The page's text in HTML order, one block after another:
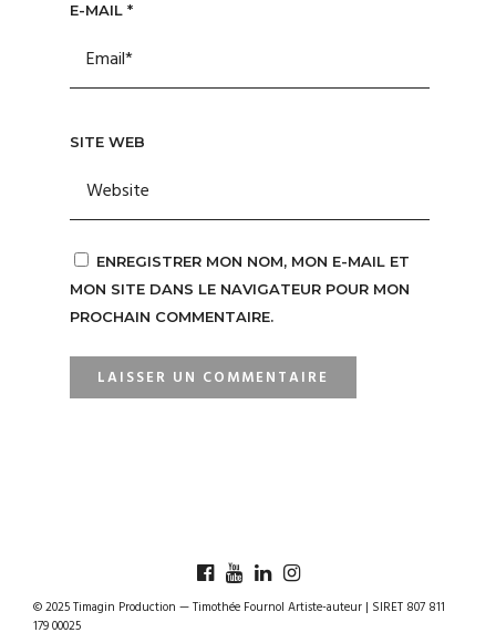
E-MAIL *
SITE WEB
ENREGISTRER MON NOM, MON E-MAIL ET
MON SITE DANS LE NAVIGATEUR POUR MON
PROCHAIN COMMENTAIRE.
© 2025 Timagin Production — Timothée Fournol Artiste-auteur | SIRET 807 811
179 00025